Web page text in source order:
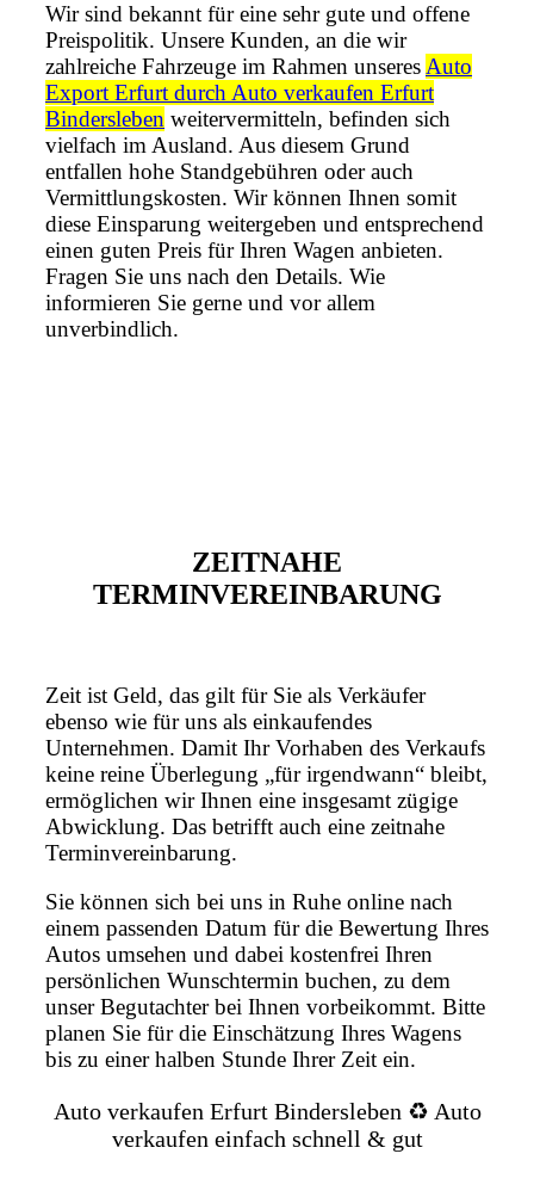
Wir sind bekannt für eine sehr gute und offene
Preispolitik. Unsere Kunden, an die wir
zahlreiche Fahrzeuge im Rahmen unseres Auto
Export Erfurt durch Auto verkaufen Erfurt
Bindersleben weitervermitteln, befinden sich
vielfach im Ausland. Aus diesem Grund
entfallen hohe Standgebühren oder auch
Vermittlungskosten. Wir können Ihnen somit
diese Einsparung weitergeben und entsprechend
einen guten Preis für Ihren Wagen anbieten.
Fragen Sie uns nach den Details. Wie
informieren Sie gerne und vor allem
unverbindlich.
ZEITNAHE
TERMINVEREINBARUNG
Zeit ist Geld, das gilt für Sie als Verkäufer
ebenso wie für uns als einkaufendes
Unternehmen. Damit Ihr Vorhaben des Verkaufs
keine reine Überlegung „für irgendwann“ bleibt,
ermöglichen wir Ihnen eine insgesamt zügige
Abwicklung. Das betrifft auch eine zeitnahe
Terminvereinbarung.
Sie können sich bei uns in Ruhe online nach
einem passenden Datum für die Bewertung Ihres
Autos umsehen und dabei kostenfrei Ihren
persönlichen Wunschtermin buchen, zu dem
unser Begutachter bei Ihnen vorbeikommt. Bitte
planen Sie für die Einschätzung Ihres Wagens
bis zu einer halben Stunde Ihrer Zeit ein.
Auto verkaufen Erfurt Bindersleben ♻️ Auto
verkaufen einfach schnell & gut